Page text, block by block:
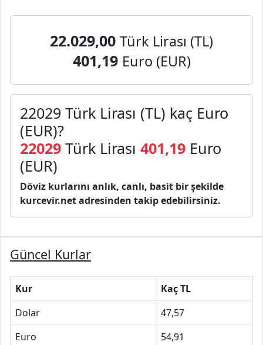
22.029,00 Türk Lirası (TL)
401,19 Euro (EUR)
22029 Türk Lirası (TL) kaç Euro
(EUR)?
22029 Türk Lirası 401,19 Euro
(EUR)
Döviz kurlarını anlık, canlı, basit bir şekilde
kurcevir.net adresinden takip edebilirsiniz.
Güncel Kurlar
Kur
Kaç TL
Dolar
47,57
Euro
54,91